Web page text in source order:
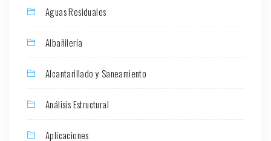
Aguas Residuales
Albañilería
Alcantarillado y Saneamiento
Análisis Estructural
Aplicaciones